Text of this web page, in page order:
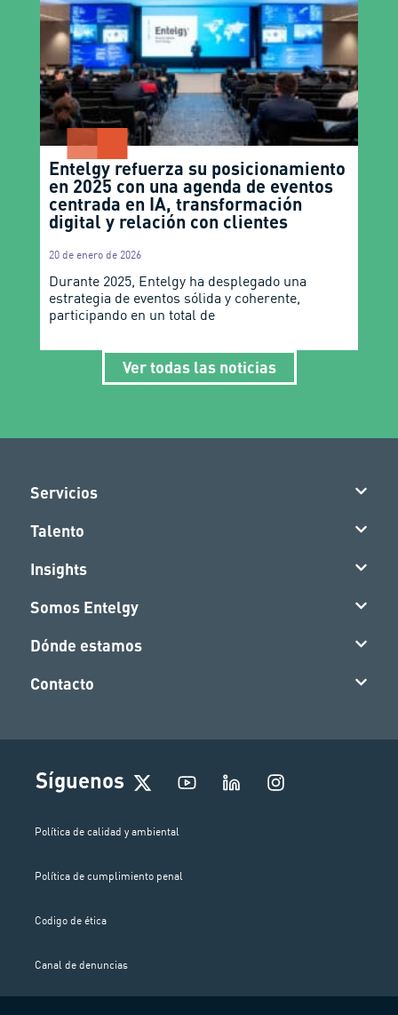
Entelgy refuerza su posicionamiento
en 2025 con una agenda de eventos
centrada en IA, transformación
digital y relación con clientes
20 de enero de 2026
Durante 2025, Entelgy ha desplegado una
estrategia de eventos sólida y coherente,
participando en un total de
Ver todas las noticias
Servicios
Talento
Insights
Somos Entelgy
Dónde estamos
Contacto
Síguenos
I
n
Política de calidad y ambiental
Política de cumplimiento penal
Codigo de ética
Canal de denuncias